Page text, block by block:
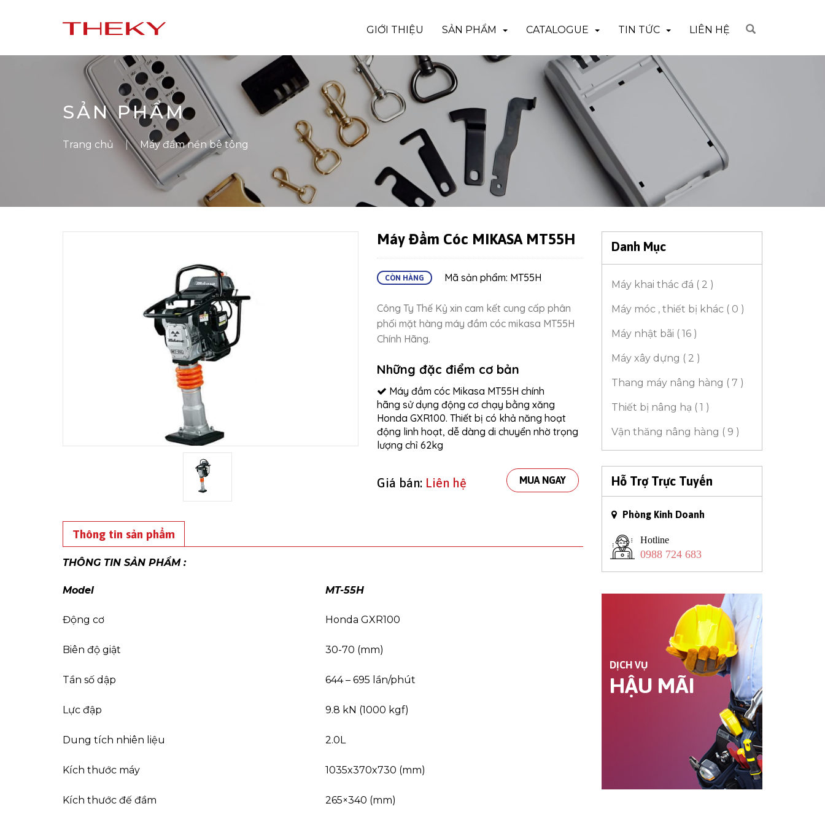
GIỚI THIỆU SẢN PHẨM CATALOGUE TIN TỨC LIÊN HỆ
SẢN PHẨM
Trang chủ Máy đầm nền bê tông
Máy Đầm Cóc MIKASA MT55H
CÒN HÀNG Mã sản phẩm: MT55H
Công Ty Thế Kỷ xin cam kết cung cấp phân
phối mặt hàng máy đầm cóc mikasa MT55H
Chính Hãng.
Những đặc điểm cơ bản
Máy đầm cóc Mikasa MT55H chính
hãng sử dụng động cơ chạy bằng xăng
Honda GXR100. Thiết bị có khả năng hoạt
động linh hoạt, dễ dàng di chuyển nhờ trọng
lượng chỉ 62kg
Giá bán: Liên hệ MUA NGAY
Thông tin sản phẩm
THÔNG TIN SẢN PHẨM :
Model MT-55H
Động cơ Honda GXR100
Biên độ giật 30-70 (mm)
Tần số dập 644 – 695 lần/phút
Lực đập 9.8 kN (1000 kgf)
Dung tích nhiên liệu 2.0L
Kích thước máy 1035x370x730 (mm)
Kích thước đế đầm 265×340 (mm)
Danh Mục
Máy khai thác đá ( 2 )
Máy móc , thiết bị khác ( 0 )
Máy nhật bãi ( 16 )
Máy xây dựng ( 2 )
Thang máy nâng hàng ( 7 )
Thiết bị nâng hạ ( 1 )
Vận thăng nâng hàng ( 9 )
Hỗ Trợ Trực Tuyến
Phòng Kinh Doanh
Hotline
0988 724 683
DỊCH VỤ
HẬU MÃI